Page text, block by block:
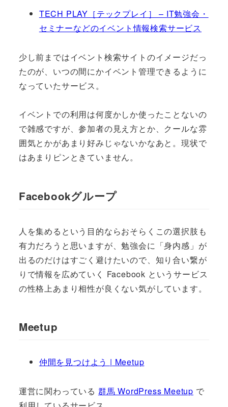
TECH PLAY［テックプレイ］ – IT勉強会・
セミナーなどのイベント情報検索サービス
少し前まではイベント検索サイトのイメージだっ
たのが、いつの間にかイベント管理できるように
なっていたサービス。
イベントでの利用は何度かしか使ったことないの
で雑感ですが、参加者の見え方とか、クールな雰
囲気とかがあまり好みじゃないかなあと。現状で
はあまりピンときていません。
Facebookグループ
人を集めるという目的ならおそらくこの選択肢も
有力だろうと思いますが、勉強会に「身内感」が
出るのだけはすごく避けたいので、知り合い繋が
りで情報を広めていく Facebook というサービス
の性格上あまり相性が良くない気がしています。
Meetup
仲間を見つけよう | Meetup
運営に関わっている 群馬 WordPress Meetup で